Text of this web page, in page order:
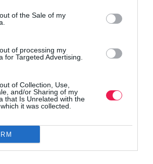
of the Sale of my
of processing my
for Targeted Advertising.
of Collection, Use,
and/or Sharing of my
that Is Unrelated with the
it was collected.